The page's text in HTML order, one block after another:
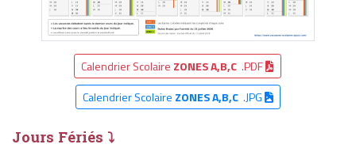
Calendrier Scolaire ZONES A,B,C .PDF
Calendrier Scolaire ZONES A,B,C.JPG
Jours Fériés ⤵